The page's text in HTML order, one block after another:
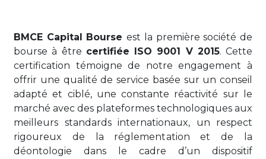
BMCE Capital Bourseest la première société de
bourse à être certifiée ISO 9001 V 2015. Cette
certification témoigne de notre engagement à
offrir une qualité de service basée sur un conseil
adapté et ciblé, une constante réactivité sur le
marché avec des plateformes technologiques aux
meilleurs standards internationaux, un respect
rigoureux de la réglementation et de la
déontologie dans le cadre d’un dispositif